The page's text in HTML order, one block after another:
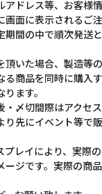
ドレス等、お客様
面に表示されるご
間の中で順次発送
いた場合、製造等
商品を同時に購入
ます。
〆切間際はアクセ
先にイベント等で
レイにより、実際
ジです。実際の商